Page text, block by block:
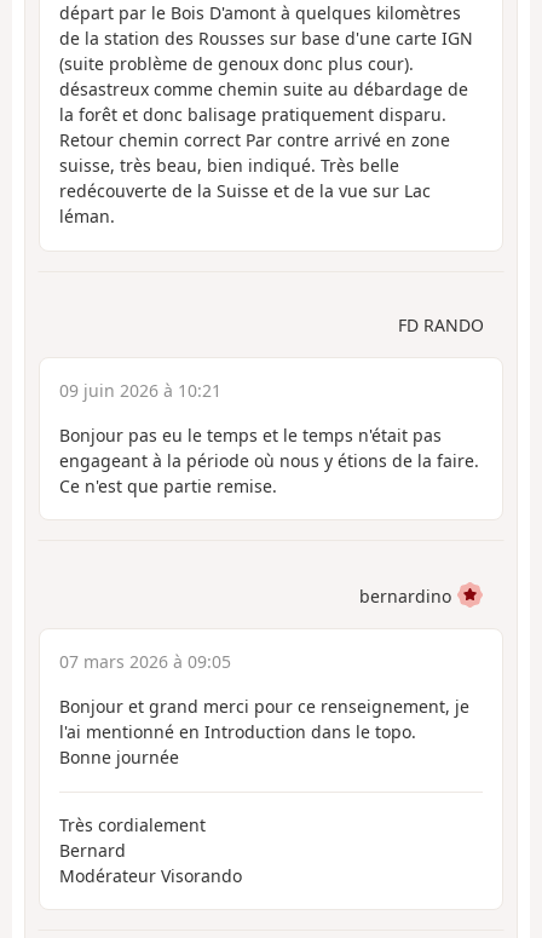
départ par le Bois D'amont à quelques kilomètres
de la station des Rousses sur base d'une carte IGN
(suite problème de genoux donc plus cour).
désastreux comme chemin suite au débardage de
la forêt et donc balisage pratiquement disparu.
Retour chemin correct Par contre arrivé en zone
suisse, très beau, bien indiqué. Très belle
redécouverte de la Suisse et de la vue sur Lac
léman.
FD RANDO
09 juin 2026 à 10:21
Bonjour pas eu le temps et le temps n'était pas
engageant à la période où nous y étions de la faire.
Ce n'est que partie remise.
bernardino
07 mars 2026 à 09:05
Bonjour et grand merci pour ce renseignement, je
l'ai mentionné en Introduction dans le topo.
Bonne journée
Très cordialement
Bernard
Modérateur Visorando